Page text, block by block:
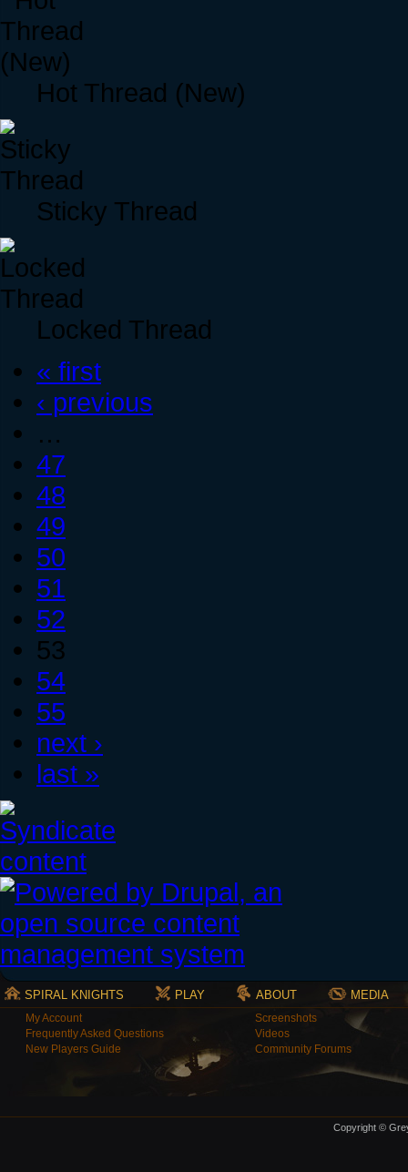
Hot Thread (New)
Sticky Thread
Locked Thread
« first
‹ previous
…
47
48
49
50
51
52
53
54
55
next ›
last »
SPIRAL KNIGHTS PLAY ABOUT MEDIA
My Account
Frequently Asked Questions
New Players Guide
Screenshots
Videos
Community Forums
Copyright ©